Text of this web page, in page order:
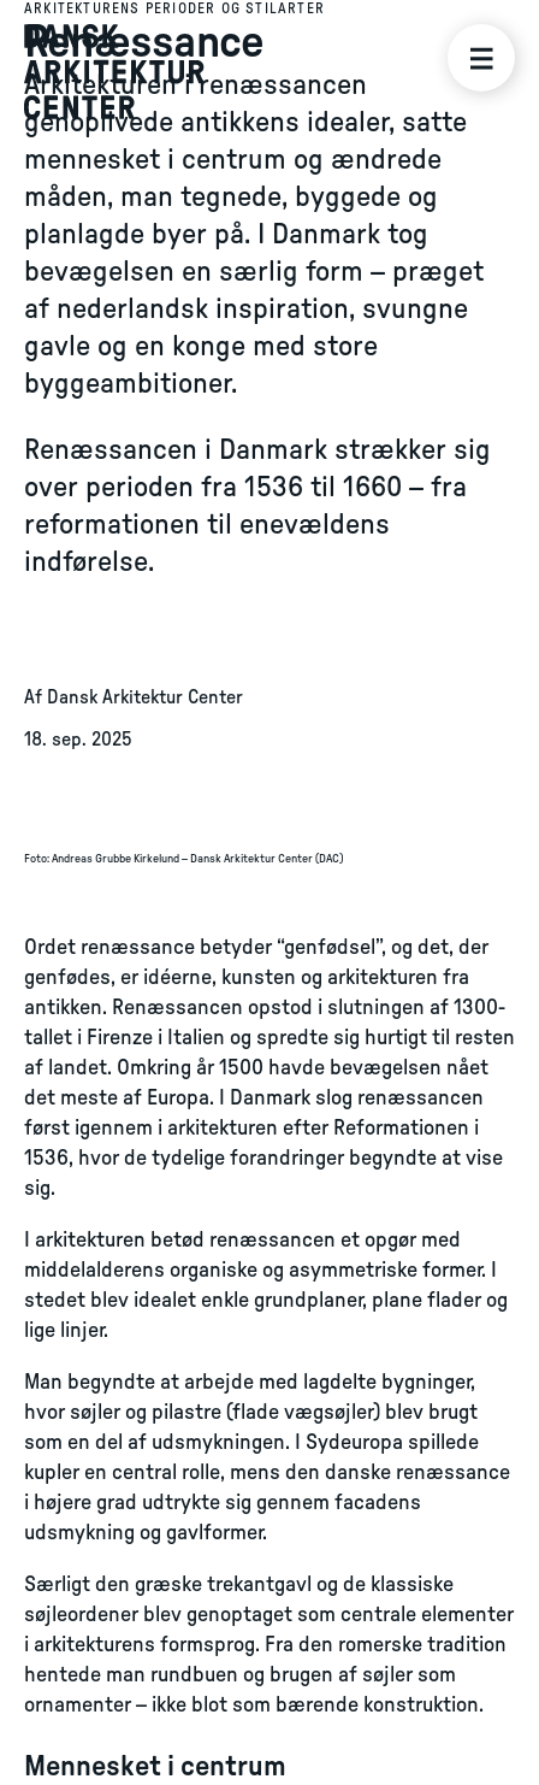
ARKITEKTURENS PERIODER OG STILARTER
Renæssance
Arkitekturen i renæssancen
genoplivede antikkens idealer, satte
mennesket i centrum og ændrede
måden, man tegnede, byggede og
planlagde byer på. I Danmark tog
bevægelsen en særlig form – præget
af nederlandsk inspiration, svungne
gavle og en konge med store
byggeambitioner.
Renæssancen i Danmark strækker sig
over perioden fra 1536 til 1660 – fra
reformationen til enevældens
indførelse.
Af Dansk Arkitektur Center
18. sep. 2025
Foto: Andreas Grubbe Kirkelund – Dansk Arkitektur Center (DAC)
Ordet renæssance betyder “genfødsel”, og det, der
genfødes, er idéerne, kunsten og arkitekturen fra
antikken. Renæssancen opstod i slutningen af 1300-
tallet i Firenze i Italien og spredte sig hurtigt til resten
af landet. Omkring år 1500 havde bevægelsen nået
det meste af Europa. I Danmark slog renæssancen
først igennem i arkitekturen efter Reformationen i
1536, hvor de tydelige forandringer begyndte at vise
sig.
I arkitekturen betød renæssancen et opgør med
middelalderens organiske og asymmetriske former. I
stedet blev idealet enkle grundplaner, plane flader og
lige linjer.
Man begyndte at arbejde med lagdelte bygninger,
hvor søjler og pilastre (flade vægsøjler) blev brugt
som en del af udsmykningen. I Sydeuropa spillede
kupler en central rolle, mens den danske renæssance
i højere grad udtrykte sig gennem facadens
udsmykning og gavlformer.
Særligt den græske trekantgavl og de klassiske
søjleordener blev genoptaget som centrale elementer
i arkitekturens formsprog. Fra den romerske tradition
hentede man rundbuen og brugen af søjler som
ornamenter – ikke blot som bærende konstruktion.
Mennesket i centrum